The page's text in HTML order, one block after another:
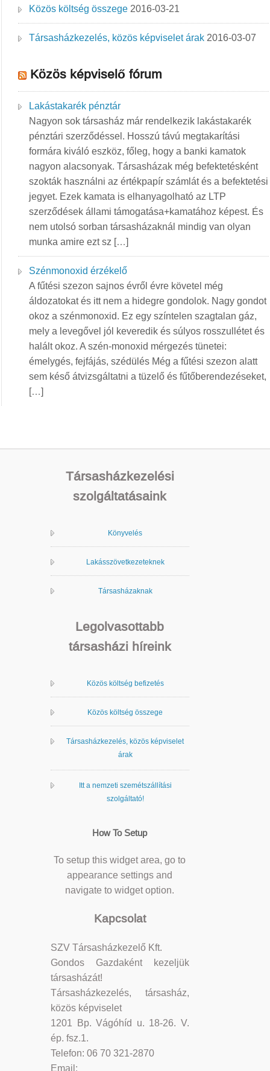
Közös költség összege 2016-03-21
Társasházkezelés, közös képviselet árak 2016-03-07
Közös képviselő fórum
Lakástakarék pénztár
Nagyon sok társasház már rendelkezik lakástakarék
pénztári szerződéssel. Hosszú távú megtakarítási
formára kiváló eszköz, főleg, hogy a banki kamatok
nagyon alacsonyak. Társasházak még befektetésként
szokták használni az értékpapír számlát és a befektetési
jegyet. Ezek kamata is elhanyagolható az LTP
szerződések állami támogatása+kamatához képest. És
nem utolsó sorban társasházaknál mindig van olyan
munka amire ezt sz […]
Szénmonoxid érzékelő
A fűtési szezon sajnos évről évre követel még
áldozatokat és itt nem a hidegre gondolok. Nagy gondot
okoz a szénmonoxid. Ez egy színtelen szagtalan gáz,
mely a levegővel jól keveredik és súlyos rosszullétet és
halált okoz. A szén-monoxid mérgezés tünetei:
émelygés, fejfájás, szédülés Még a fűtési szezon alatt
sem késő átvizsgáltatni a tüzelő és fűtőberendezéseket,
[…]
Társasházkezelési
szolgáltatásaink
Könyvelés
Lakásszövetkezeteknek
Társasházaknak
Legolvasottabb
társasházi híreink
Közös költség befizetés
Közös költség összege
Társasházkezelés, közös képviselet
árak
Itt a nemzeti szemétszállítási
szolgáltató!
How To Setup
To setup this widget area, go to
appearance settings and
navigate to widget option.
Kapcsolat
SZV Társasházkezelő Kft.
Gondos Gazdaként kezeljük
társasházát!
Társasházkezelés, társasház,
közös képviselet
1201 Bp. Vágóhíd u. 18-26. V.
ép. fsz.1.
Telefon: 06 70 321-2870
Email: